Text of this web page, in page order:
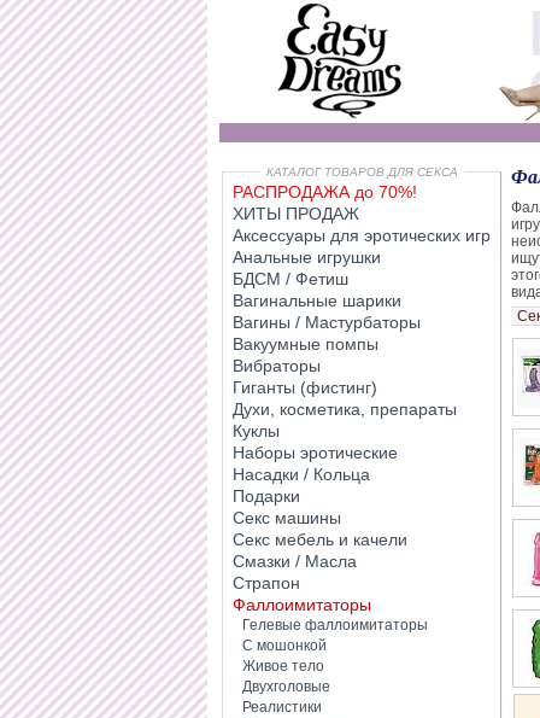
КАТАЛОГ ТОВАРОВ ДЛЯ СЕКСА
РАСПРОДАЖА до 70%!
ХИТЫ ПРОДАЖ
Аксессуары для эротических игр
Анальные игрушки
БДСМ / Фетиш
Вагинальные шарики
Вагины / Мастурбаторы
Вакуумные помпы
Вибраторы
Гиганты (фистинг)
Духи, косметика, препараты
Куклы
Наборы эротические
Насадки / Кольца
Подарки
Секс машины
Секс мебель и качели
Смазки / Масла
Страпон
Фаллоимитаторы
Гелевые фаллоимитаторы
С мошонкой
Живое тело
Двухголовые
Реалистики